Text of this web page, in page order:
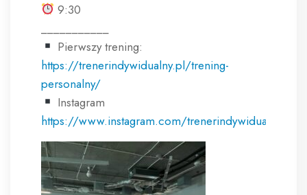
9:30
Pierwszy trening:
https://trenerindywidualny.pl/trening-
personalny/
Instagram
https://www.instagram.com/trenerindywidualny.pl/